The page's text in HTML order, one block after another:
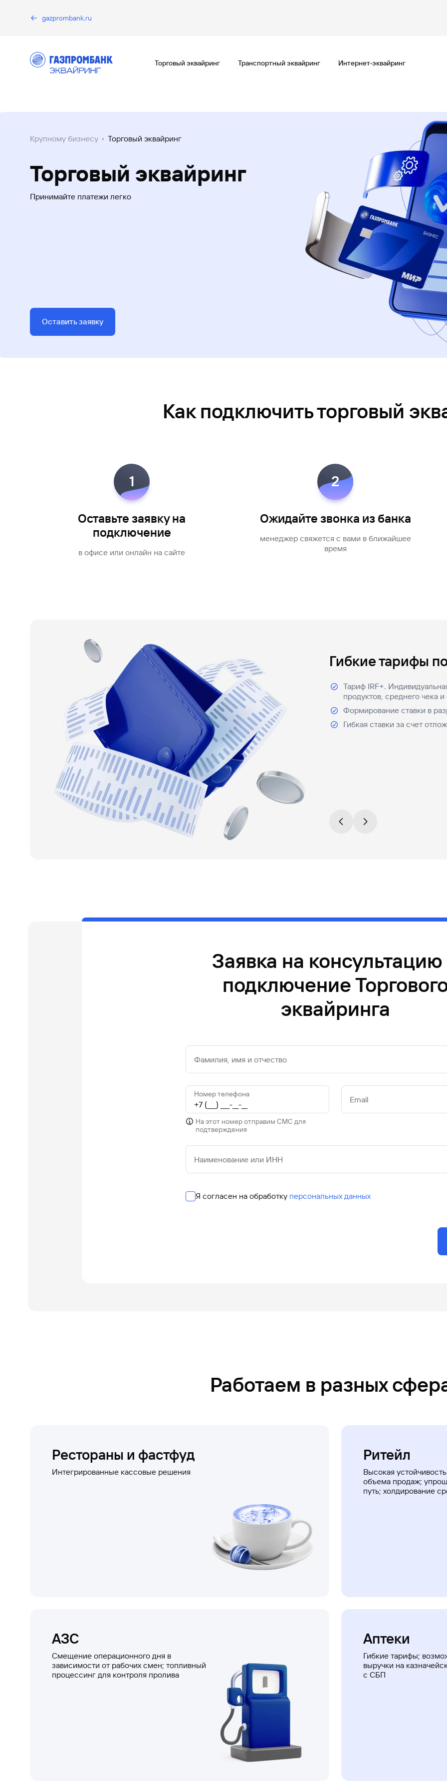
gazprombank.ru
Торговый эквайринг Интернет-эквайринг
Транспортный эквайринг
Крупному бизнесу Торговый эквайринг
Торговый эквайринг
Принимайте платежи легко
Оставить заявку
Как подключить торговый
1
Оставьте заявку на
подключение
в офисе или онлайн на сайте
2
Ожидайте звонка из банка
менеджер свяжется с вами в ближайшее
время
Гибкие тарифы
Тариф IRF+.
продуктов, среднего чека
Формирование ставки в
Гибкая ставки за счет
Заявка на консультацию
подключение
эквайринга
Фамилия, имя и отчество
Номер телефона
На этот номер отправим СМС для
подтверждения
Email
Наименование или ИНН
Я согласен на обработку персональных данных
Работаем в разных
Рестораны и фастфуд
Интегрированные кассовые решения
Ритейл
Высокая
объема продаж;
путь; холдирование
АЗС
Смещение операционного дня в
зависимости от рабочих смен; топливный
процессинг для контроля пролива
Аптеки
Гибкие тарифы;
выручки на
с СБП